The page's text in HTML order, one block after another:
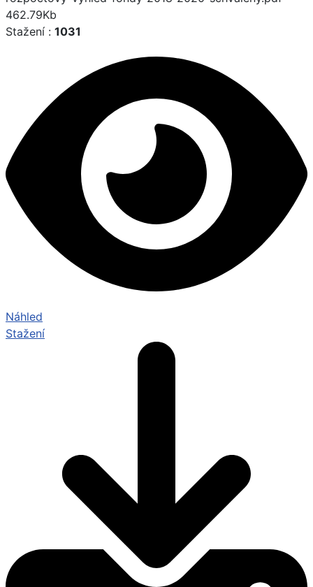
462.79Kb
Stažení : 1031
Náhled
Stažení